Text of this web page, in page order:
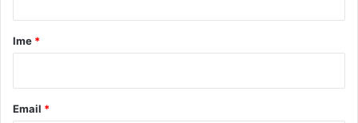
rIme *
Email *